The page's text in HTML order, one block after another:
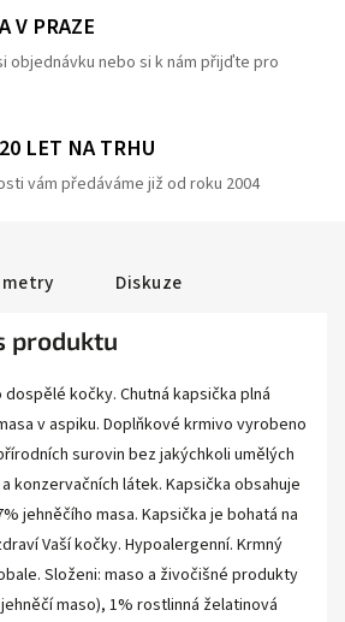
V PRAZE
objednávku nebo si k nám přijďte pro
LET NA TRHU
vám předáváme již od roku 2004
Diskuze
produktu
kočky. Chutná kapsička plná
v aspiku. Doplňkové krmivo vyrobeno
surovin bez jakýchkoli umělých
konzervačních látek. Kapsička obsahuje
jehněčího masa. Kapsička je bohatá na
Vaší kočky. Hypoalergenní. Krmný
Složeni: maso a živočišné produkty
maso), 1% rostlinná želatinová